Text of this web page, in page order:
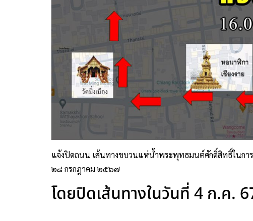
แจ้งปิดถนน เส้นทางขบวนแห่น้ำพระพุทธมนต์ศักดิ์สิทธิ์ในก
๒๘ กรกฎาคม ๒๕๖๗
โดยปิดเส้นทางในวันที่ 4 ก.ค.